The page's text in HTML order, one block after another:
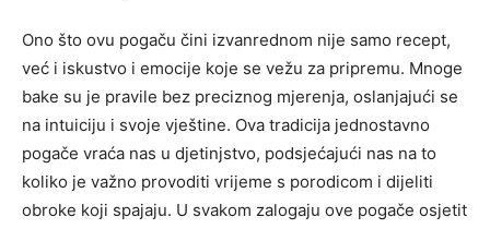
Ono što ovu pogaču čini izvanrednom nije samo recept,
već i iskustvo i emocije koje se vežu za pripremu. Mnoge
bake su je pravile bez preciznog mjerenja, oslanjajući se
na intuiciju i svoje vještine. Ova tradicija jednostavno
pogače vraća nas u djetinjstvo, podsjećajući nas na to
koliko je važno provoditi vrijeme s porodicom i dijeliti
obroke koji spajaju. U svakom zalogaju ove pogače osjetit